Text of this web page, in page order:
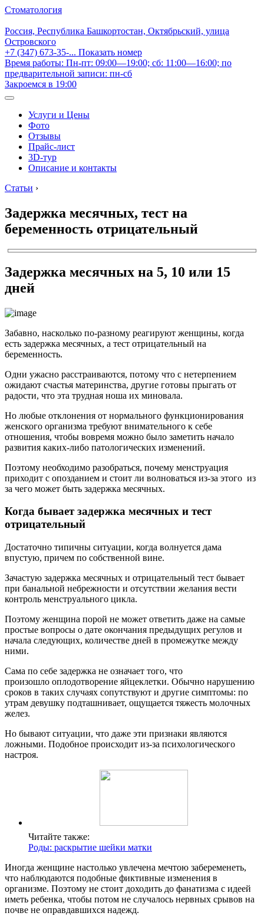
Стоматология
Россия, Республика Башкортостан, Октябрьский, улица
Островского
+7 (347) 673-35-... Показать номер
Время работы: Пн-пт: 09:00—19:00; сб: 11:00—16:00; по
предварительной записи: пн-сб
Закроемся в 19:00
Услуги и Цены
Фото
Отзывы
Прайс-лист
3D-тур
Описание и контакты
Статьи ›
Задержка месячных, тест на
беременность отрицательный
Задержка месячных на 5, 10 или 15
дней
Забавно, насколько по-разному реагируют женщины, когда
есть задержка месячных, а тест отрицательный на
беременность.
Одни ужасно расстраиваются, потому что с нетерпением
ожидают счастья материнства, другие готовы прыгать от
радости, что эта трудная ноша их миновала.
Но любые отклонения от нормального функционирования
женского организма требуют внимательного к себе
отношения, чтобы вовремя можно было заметить начало
развития каких-либо патологических изменений.
Поэтому необходимо разобраться, почему менструация
приходит с опозданием и стоит ли волноваться из-за этого из
за чего может быть задержка месячных.
Когда бывает задержка месячных и тест
отрицательный
Достаточно типичны ситуации, когда волнуется дама
впустую, причем по собственной вине.
Зачастую задержка месячных и отрицательный тест бывает
при банальной небрежности и отсутствии желания вести
контроль менструального цикла.
Поэтому женщина порой не может ответить даже на самые
простые вопросы о дате окончания предыдущих регулов и
начала следующих, количестве дней в промежутке между
ними.
Сама по себе задержка не означает того, что
произошло оплодотворение яйцеклетки. Обычно нарушению
сроков в таких случаях сопутствуют и другие симптомы: по
утрам девушку подташнивает, ощущается тяжесть молочных
желез.
Но бывают ситуации, что даже эти признаки являются
ложными. Подобное происходит из-за психологического
настроя.
Читайте также:
Роды: раскрытие шейки матки
Иногда женщине настолько увлечена мечтою забеременеть,
что наблюдаются подобные фиктивные изменения в
организме. Поэтому не стоит доходить до фанатизма с идеей
иметь ребенка, чтобы потом не случалось нервных срывов на
почве не оправдавшихся надежд.